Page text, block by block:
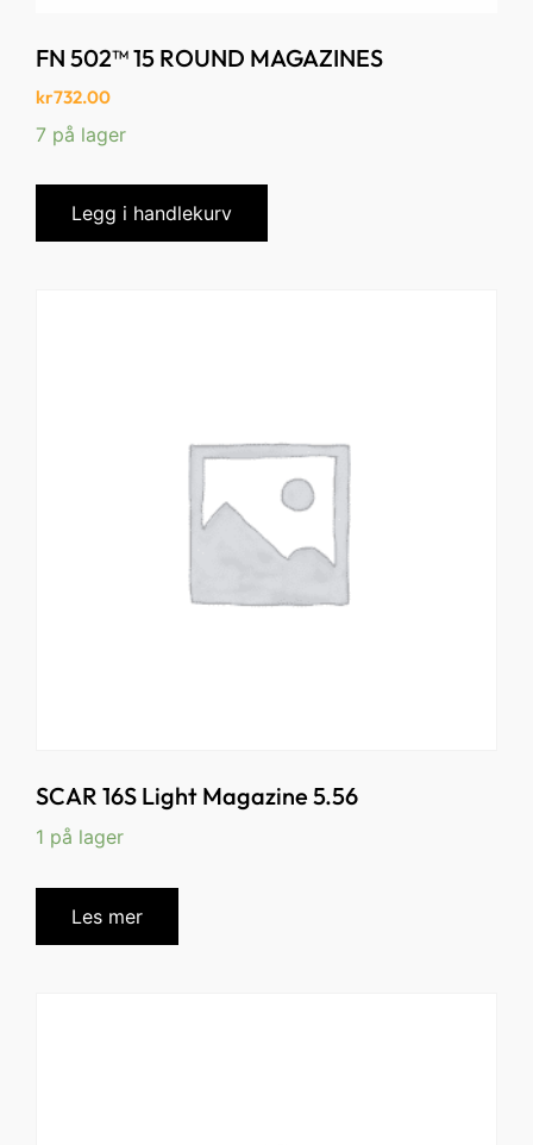
FN 502™ 15 ROUND MAGAZINES
kr732.00
7 på lager
Legg i handlekurv
SCAR 16S Light Magazine 5.56
1 på lager
Les mer